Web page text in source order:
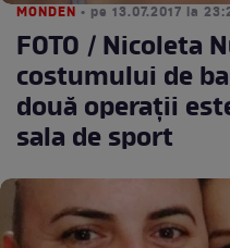
MONDEN • pe 13.07.2017 la
FOTO / Nicoleta
costumului de
două operaţii
sala de sport